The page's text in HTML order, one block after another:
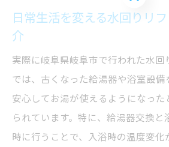
日常生活を変える水回りリ
介
実際に岐阜県岐阜市で行われた水回
では、古くなった給湯器や浴室設備
安心してお湯が使えるようになっ
られています。特に、給湯器交換と
時に行うことで、入浴時の温度変化